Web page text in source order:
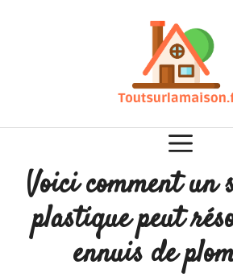
Voici comment un
plastique peut
ennuis de